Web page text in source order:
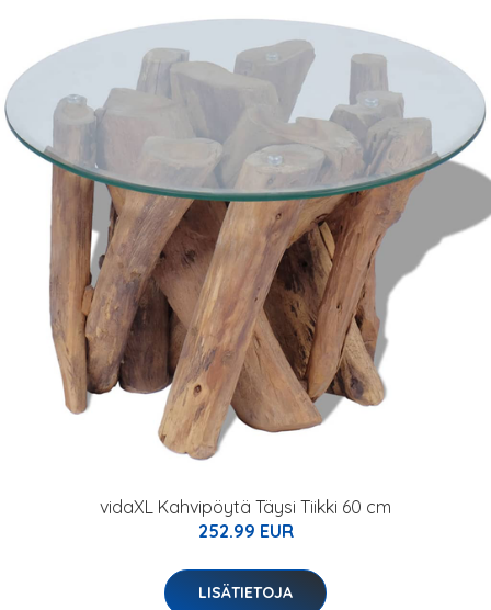
vidaXL Kahvipöytä Täysi Tiikki 60 cm
252.99 EUR
LISÄTIETOJA